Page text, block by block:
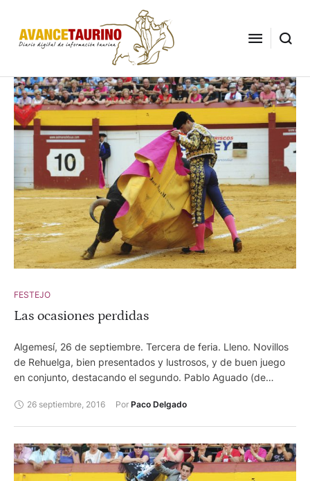
FESTEJO
Las ocasiones perdidas
Algemesí, 26 de septiembre. Tercera de feria. Lleno. Novillos
de Rehuelga, bien presentados y lustrosos, y de buen juego
en conjunto, destacando el segundo. Pablo Aguado (de
oro), oreja y palmas de despedida. De las cuadrillas destacó
Raúl Blázquez.
26 septiembre, 2016 Por Paco Delgado